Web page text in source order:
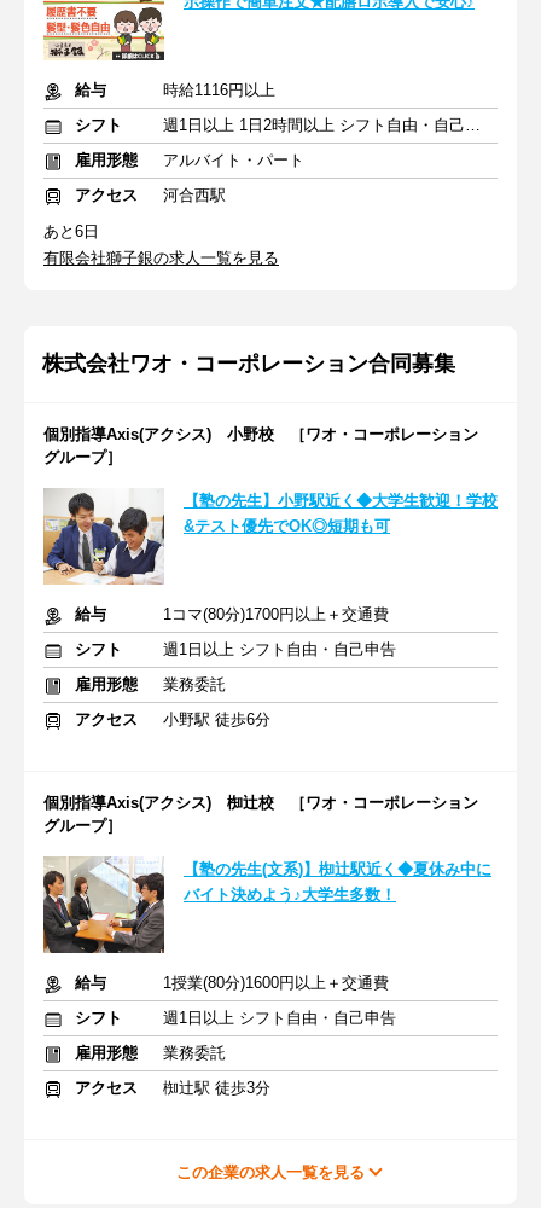
給与
時給1116円以上
シフト
週1日以上 1日2時間以上 シフト自由・自己申告
雇用形態
アルバイト・パート
アクセス
河合西駅
あと6日
有限会社獅子銀の求人一覧を見る
株式会社ワオ・コーポレーション合同募集
個別指導Axis(アクシス) 小野校 ［ワオ・コーポレーション
グループ］
【塾の先生】小野駅近く◆大学生歓迎！学校
&テスト優先でOK◎短期も可
給与
1コマ(80分)1700円以上＋交通費
シフト
週1日以上 シフト自由・自己申告
雇用形態
業務委託
アクセス
小野駅 徒歩6分
個別指導Axis(アクシス) 椥辻校 ［ワオ・コーポレーション
グループ］
【塾の先生(文系)】椥辻駅近く◆夏休み中に
バイト決めよう♪大学生多数！
給与
1授業(80分)1600円以上＋交通費
シフト
週1日以上 シフト自由・自己申告
雇用形態
業務委託
アクセス
椥辻駅 徒歩3分
この企業の求人一覧を見る